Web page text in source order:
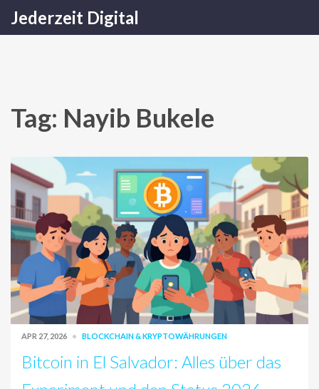
Jederzeit Digital
Tag: Nayib Bukele
APR 27, 2026 BLOCKCHAIN & KRYPTOWÄHRUNGEN
Bitcoin in El Salvador: Alles über das